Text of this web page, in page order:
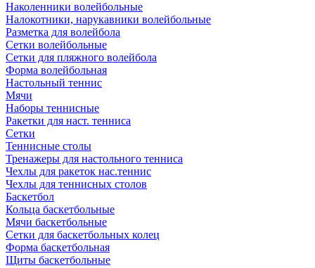
Наколенники волейбольные
Налокотники, нарукавники волейбольные
Разметка для волейбола
Сетки волейбольные
Сетки для пляжного волейбола
Форма волейбольная
Настольный теннис
Мячи
Наборы теннисные
Ракетки для наст. тенниса
Сетки
Теннисные столы
Тренажеры для настольного тенниса
Чехлы для ракеток нас.теннис
Чехлы для теннисных столов
Баскетбол
Кольца баскетбольные
Мячи баскетбольные
Сетки для баскетбольных колец
Форма баскетбольная
Щиты баскетбольные